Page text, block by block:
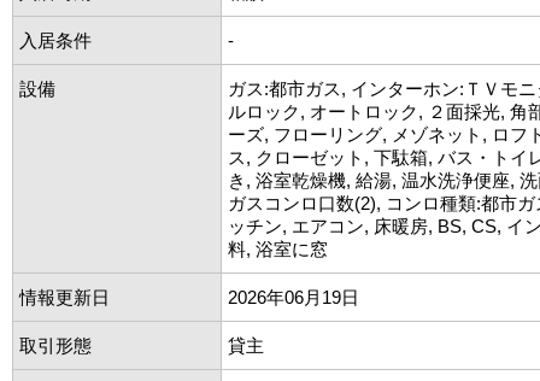
入居条件 -
設備
ガス:都市ガス, インターホン:ＴＶモ
ルロック, オートロック, ２面採光, 角
ーズ, フローリング, メゾネット, ロフ
ス, クローゼット, 下駄箱, バス・トイ
き, 浴室乾燥機, 給湯, 温水洗浄便座,
ガスコンロ口数(2), コンロ種類:都市
ッチン, エアコン, 床暖房, BS, CS, イ
料, 浴室に窓
情報更新日 2026年06月19日
取引形態 貸主